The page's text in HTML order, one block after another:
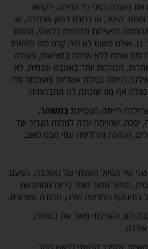
את פועלה בפני כל הכיתה, לקרוא
היטב, או ברוכת דמיון שכתבה, או
לפעילות חברתית כלשהי, מהסוג
בו. אולם פשוט לא היה קרס כזה להיאחז
לרומם אותה ללא אחיזה במציאות, פעולה
מבורכות יותר באהבה עצמית, לא
הייתה נטולת אשליות ומפוכחת מדי.
אף מזו שזכתה לה מחברותיה.
הייתה מצטיינת במשהו'
.
יסכה, שהייתה עדה למחזה הנדיר של
הנהנה והחליפה עמי מבט כואב.
של הטיול השנתי של השכבה. הפעם
מותיר מתוך מוסר כליות מסוים את
בתינוקת החדשה שלנו, חמודה וצווחנית.
הזו, והערכתי מאוד את בנותיה,